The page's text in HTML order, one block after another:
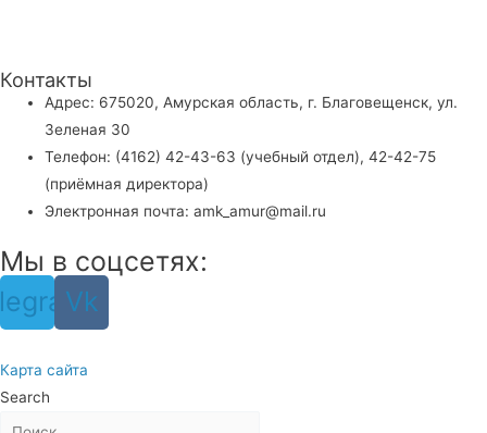
Контакты
Адрес: 675020, Амурская область, г. Благовещенск, ул.
Зеленая 30
Телефон: (4162) 42-43-63 (учебный отдел), 42-42-75
(приёмная директора)
Электронная почта: amk_amur@mail.ru
Мы в соцсетях:
Vk
Карта сайта
Search